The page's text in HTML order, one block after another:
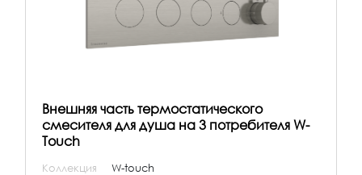
Внешняя часть термостатического
смесителя для душа на 3 потребителя W-
Touch
Коллекция
W-touch